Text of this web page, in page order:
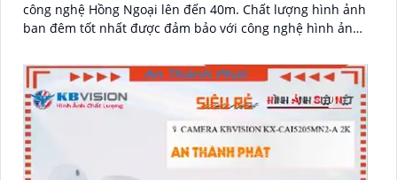
công nghệ Hồng Ngoại lên đến 40m. Chất lượng hình ảnh
ban đêm tốt nhất được đảm bảo với công nghệ hình ảnh